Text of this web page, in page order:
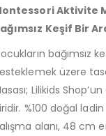
Aktivite
Keşif Bir
bağımsız
üzere
Lilikids
%100 doğal
alanı, 48 cm